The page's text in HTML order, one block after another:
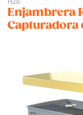
Enjambrera
Capturadora